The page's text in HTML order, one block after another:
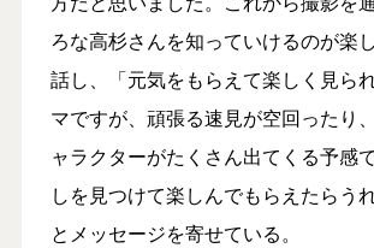
ろな高杉さんを知っていけるのが楽
話し、「元気をもらえて楽しく見ら
マですが、頑張る速見が空回ったり
ャラクターがたくさん出てくる予感
しを見つけて楽しんでもらえたらう
とメッセージを寄せている。